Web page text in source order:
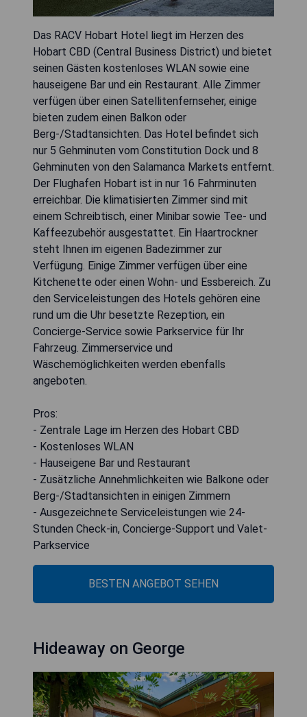
Das RACV Hobart Hotel liegt im Herzen des
Hobart CBD (Central Business District) und bietet
seinen Gästen kostenloses WLAN sowie eine
hauseigene Bar und ein Restaurant. Alle Zimmer
verfügen über einen Satellitenfernseher, einige
bieten zudem einen Balkon oder
Berg-/Stadtansichten. Das Hotel befindet sich
nur 5 Gehminuten vom Constitution Dock und 8
Gehminuten von den Salamanca Markets entfernt.
Der Flughafen Hobart ist in nur 16 Fahrminuten
erreichbar. Die klimatisierten Zimmer sind mit
einem Schreibtisch, einer Minibar sowie Tee- und
Kaffeezubehör ausgestattet. Ein Haartrockner
steht Ihnen im eigenen Badezimmer zur
Verfügung. Einige Zimmer verfügen über eine
Kitchenette oder einen Wohn- und Essbereich. Zu
den Serviceleistungen des Hotels gehören eine
rund um die Uhr besetzte Rezeption, ein
Concierge-Service sowie Parkservice für Ihr
Fahrzeug. Zimmerservice und
Wäschemöglichkeiten werden ebenfalls
angeboten.
Pros:
- Zentrale Lage im Herzen des Hobart CBD
- Kostenloses WLAN
- Hauseigene Bar und Restaurant
- Zusätzliche Annehmlichkeiten wie Balkone oder
Berg-/Stadtansichten in einigen Zimmern
- Ausgezeichnete Serviceleistungen wie 24-
Stunden Check-in, Concierge-Support und Valet-
Parkservice
BESTEN ANGEBOT SEHEN
Hideaway on George